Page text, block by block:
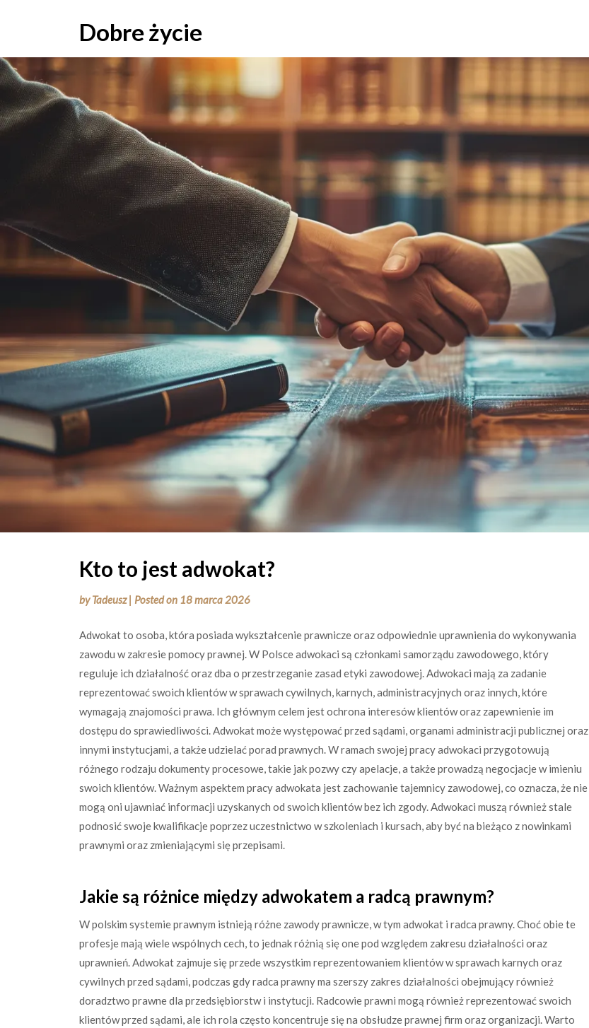
Dobre życie
Kto to jest adwokat?
byTadeusz | Posted on 18 marca 2026
Adwokat to osoba, która posiada wykształcenie prawnicze oraz odpowiednie uprawnienia do wykonywania
zawodu w zakresie pomocy prawnej. W Polsce adwokaci są członkami samorządu zawodowego, który
reguluje ich działalność oraz dba o przestrzeganie zasad etyki zawodowej. Adwokaci mają za zadanie
reprezentować swoich klientów w sprawach cywilnych, karnych, administracyjnych oraz innych, które
wymagają znajomości prawa. Ich głównym celem jest ochrona interesów klientów oraz zapewnienie im
dostępu do sprawiedliwości. Adwokat może występować przed sądami, organami administracji publicznej oraz
innymi instytucjami, a także udzielać porad prawnych. W ramach swojej pracy adwokaci przygotowują
różnego rodzaju dokumenty procesowe, takie jak pozwy czy apelacje, a także prowadzą negocjacje w imieniu
swoich klientów. Ważnym aspektem pracy adwokata jest zachowanie tajemnicy zawodowej, co oznacza, że nie
mogą oni ujawniać informacji uzyskanych od swoich klientów bez ich zgody. Adwokaci muszą również stale
podnosić swoje kwalifikacje poprzez uczestnictwo w szkoleniach i kursach, aby być na bieżąco z nowinkami
prawnymi oraz zmieniającymi się przepisami.
Jakie są różnice między adwokatem a radcą prawnym?
W polskim systemie prawnym istnieją różne zawody prawnicze, w tym adwokat i radca prawny. Choć obie te
profesje mają wiele wspólnych cech, to jednak różnią się one pod względem zakresu działalności oraz
uprawnień. Adwokat zajmuje się przede wszystkim reprezentowaniem klientów w sprawach karnych oraz
cywilnych przed sądami, podczas gdy radca prawny ma szerszy zakres działalności obejmujący również
doradztwo prawne dla przedsiębiorstw i instytucji. Radcowie prawni mogą również reprezentować swoich
klientów przed sądami, ale ich rola często koncentruje się na obsłudze prawnej firm oraz organizacji. Warto